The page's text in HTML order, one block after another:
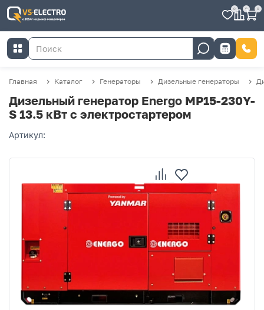
0 0 0
Главная Каталог Генераторы Дизельные генераторы
Дизельный генератор Energo MP15-230Y-
S 13.5 кВт с электростартером
Артикул: